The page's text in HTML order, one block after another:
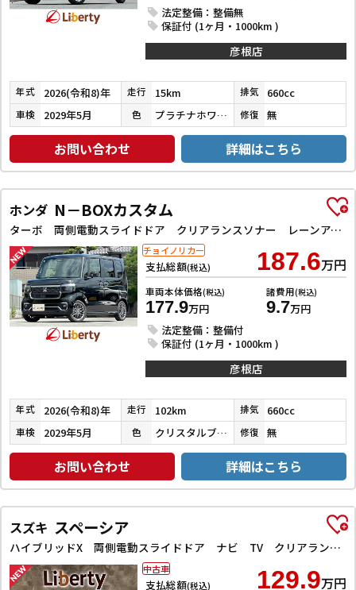
法定整備：整備無
保証付 (1ヶ月・1000km )
彦根店
年式 2026(令和8)年 走行 15km 排気 660cc
車検 2029年5月 色 プラチナホワイトパール 修復 無
お問い合わせ 詳細はこちら
ホンダ N－BOXカスタム
ターボ 両側電動スライドドア クリアランスソナー レーンアシスト オートライト スマートキー アイドリングストップ 電動格納ミラー ベンチシート CVT ESC USB チップアップシート
支払総額(税込) 187.6万円
車両本体価格(税込)
177.9万円
諸費用(税込)
9.7万円
法定整備：整備付
保証付 (1ヶ月・1000km )
チョイノリカー
彦根店
年式 2026(令和8)年 走行 102km 排気 660cc
車検 2029年5月 色 クリスタルブラックパール 修復 無
お問い合わせ 詳細はこちら
スズキ スペーシア
ハイブリッドX 両側電動スライドドア ナビ TV クリアランスソナー レーンアシスト 衝突被害軽減システム オートライト スマートキー アイドリングストップ 電動格納ミラー シートヒーター ベンチシート CVT
支払総額(税込) 129.9万円
中古車